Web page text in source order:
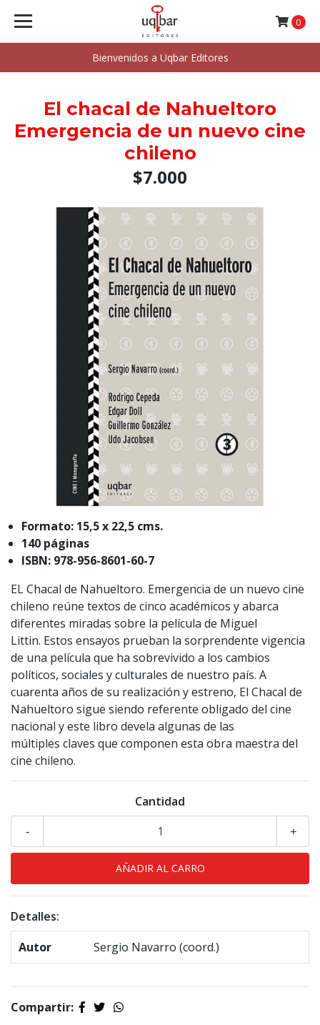
Bienvenidos a Uqbar Editores
0
El chacal de Nahueltoro
Emergencia de un nuevo cine
chileno
$7.000
Formato: 15,5 x 22,5 cms.
140 páginas
ISBN: 978-956-8601-60-7
EL Chacal de Nahueltoro. Emergencia de un nuevo cine
chileno reúne textos de cinco académicos y abarca
diferentes miradas sobre la película de Miguel
Littin. Estos ensayos prueban la sorprendente vigencia
de una película que ha sobrevivido a los cambios
políticos, sociales y culturales de nuestro país. A
cuarenta años de su realización y estreno, El Chacal de
Nahueltoro sigue siendo referente obligado del cine
nacional y este libro devela algunas de las
múltiples claves que componen esta obra maestra del
cine chileno.
Cantidad
+
-
Detalles:
Autor
Sergio Navarro (coord.)
Compartir: